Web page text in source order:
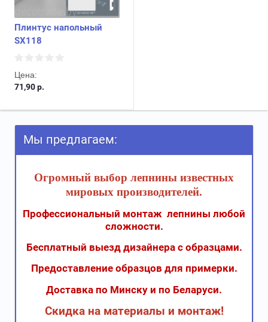
Плинтус напольный
SX118
Цена:
71,90р.
Мы предлагаем:
Огромный выбор лепнины известных
мировых производителей.
Профессиональный монтаж лепнины любой
сложности.
Бесплатный выезд дизайнера с образцами.
Предоставление образцов для примерки.
Доставка по Минску и по Беларуси.
Скидка на материалы и монтаж!